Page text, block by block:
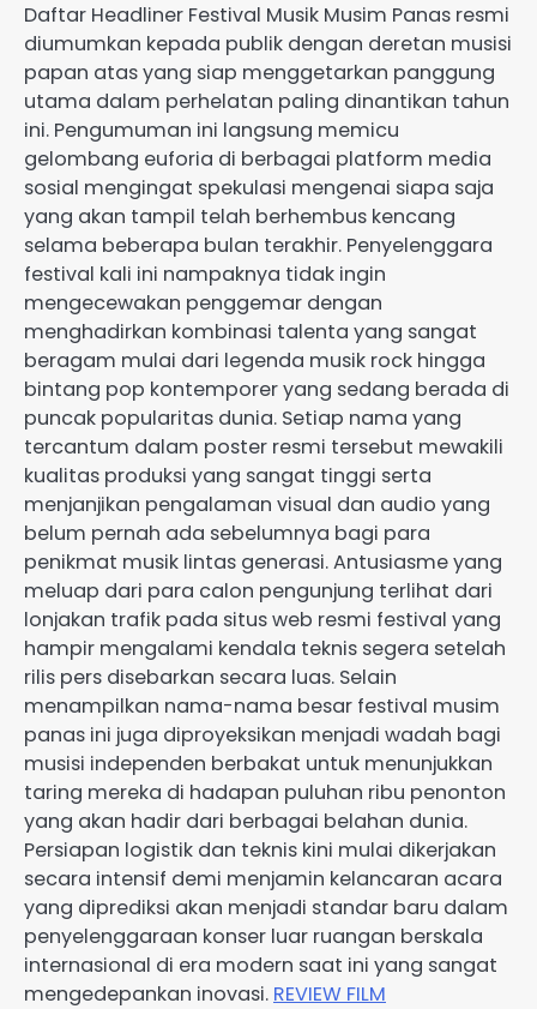
Daftar Headliner Festival Musik Musim Panas resmi
diumumkan kepada publik dengan deretan musisi
papan atas yang siap menggetarkan panggung
utama dalam perhelatan paling dinantikan tahun
ini. Pengumuman ini langsung memicu
gelombang euforia di berbagai platform media
sosial mengingat spekulasi mengenai siapa saja
yang akan tampil telah berhembus kencang
selama beberapa bulan terakhir. Penyelenggara
festival kali ini nampaknya tidak ingin
mengecewakan penggemar dengan
menghadirkan kombinasi talenta yang sangat
beragam mulai dari legenda musik rock hingga
bintang pop kontemporer yang sedang berada di
puncak popularitas dunia. Setiap nama yang
tercantum dalam poster resmi tersebut mewakili
kualitas produksi yang sangat tinggi serta
menjanjikan pengalaman visual dan audio yang
belum pernah ada sebelumnya bagi para
penikmat musik lintas generasi. Antusiasme yang
meluap dari para calon pengunjung terlihat dari
lonjakan trafik pada situs web resmi festival yang
hampir mengalami kendala teknis segera setelah
rilis pers disebarkan secara luas. Selain
menampilkan nama-nama besar festival musim
panas ini juga diproyeksikan menjadi wadah bagi
musisi independen berbakat untuk menunjukkan
taring mereka di hadapan puluhan ribu penonton
yang akan hadir dari berbagai belahan dunia.
Persiapan logistik dan teknis kini mulai dikerjakan
secara intensif demi menjamin kelancaran acara
yang diprediksi akan menjadi standar baru dalam
penyelenggaraan konser luar ruangan berskala
internasional di era modern saat ini yang sangat
mengedepankan inovasi. REVIEW FILM